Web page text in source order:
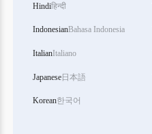
Hindiहिन्दी
IndonesianBahasa Indonesia
ItalianItaliano
Japanese日本語
Korean한국어